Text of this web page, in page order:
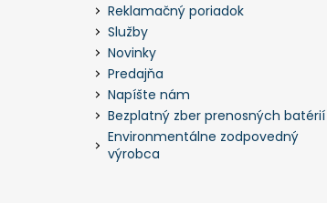
Reklamačný poriadok
Služby
Novinky
Predajňa
Napíšte nám
Bezplatný zber prenosných batérií
Environmentálne zodpovedný
výrobca